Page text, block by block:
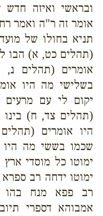
ובראשי ואיזה
אומר זה ר"ה ואמר
תניא בחולו של
(תהלים כט, א) הבו
אומרים (תהלים
בשלישי מה היו
יקום לי עם מרעים
(תהלים צד, ח)
היו אומרים
שכמו בששי מה
ימוטו כל מוסדי
ימוטו ידחה רב
רב פפא מנח בהו
אמבוהא דספרי